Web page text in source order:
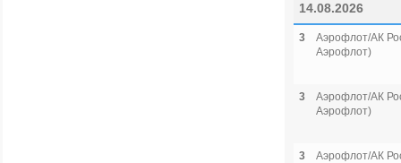
14.08.2026
3
Аэрофлот/АК
Аэрофлот)
3
Аэрофлот/АК
Аэрофлот)
3
Аэрофлот/АК